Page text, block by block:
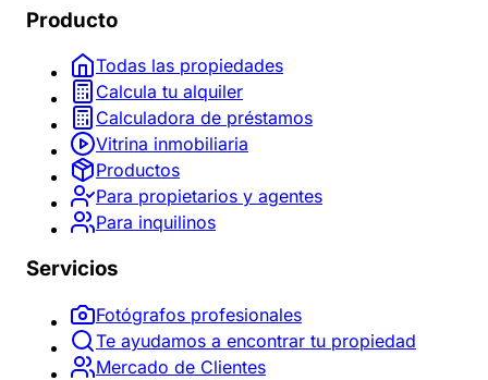
Producto
Todas las propiedades
Calcula tu alquiler
Calculadora de préstamos
Vitrina inmobiliaria
Productos
Para propietarios y agentes
Para inquilinos
Servicios
Fotógrafos profesionales
Te ayudamos a encontrar tu propiedad
Mercado de Clientes